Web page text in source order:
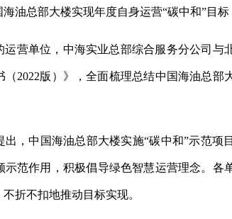
油总部大楼实现年度自身运营“碳中和”目标
运营单位，中海实业总部综合服务分公司与
2022版）》，全面梳理总结中国海油总
出，中国海油总部大楼实施“碳中和”示范项
范作用，积极倡导绿色智慧运营理念。各
折不扣地推动目标实现。